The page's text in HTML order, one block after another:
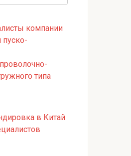
компании
пуско-
типа
в Китай